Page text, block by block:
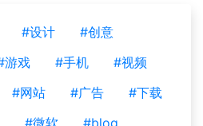
#设计
#创意
游戏 #手机
#视频
#网站 #广告
#下载
#微软
#blog